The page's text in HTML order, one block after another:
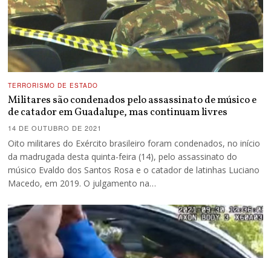
TERRORISMO DE ESTADO
Militares são condenados pelo assassinato de músico e
de catador em Guadalupe, mas continuam livres
14 DE OUTUBRO DE 2021
Oito militares do Exército brasileiro foram condenados, no início
da madrugada desta quinta-feira (14), pelo assassinato do
músico Evaldo dos Santos Rosa e o catador de latinhas Luciano
Macedo, em 2019. O julgamento na…